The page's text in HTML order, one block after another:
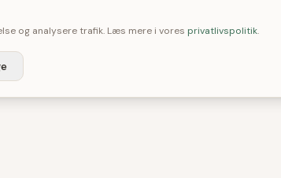
og analysere trafik. Læs mere i vores privatlivspolitik.